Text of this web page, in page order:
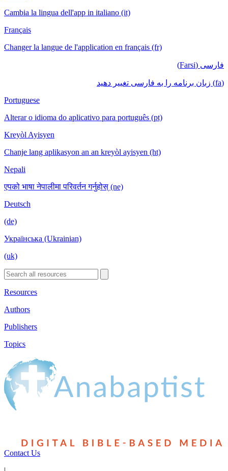
Cambia la lingua dell'app in italiano (it)
Français
Changer la langue de l'application en français (fr)
فارسی (Farsi)
(fa) زبان برنامه را به فارسی تغییر دهید
Portuguese
Alterar o idioma do aplicativo para português (pt)
Kreyòl Ayisyen
Chanje lang aplikasyon an an kreyòl ayisyen (ht)
Nepali
एपको भाषा नेपालीमा परिवर्तन गर्नुहोस् (ne)
Deutsch
(de)
Українська (Ukrainian)
(uk)
Resources
Authors
Publishers
Topics
Contact Us